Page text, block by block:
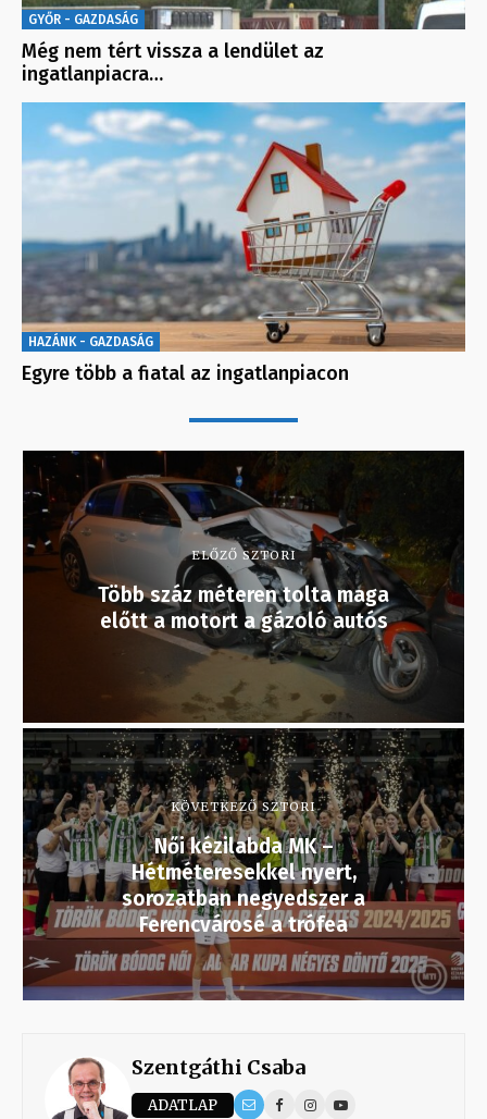
GYŐR - GAZDASÁG
Még nem tért vissza a lendület az
ingatlanpiacra…
HAZÁNK - GAZDASÁG
Egyre több a fiatal az ingatlanpiacon
ELŐZŐ SZTORI
Több száz méteren tolta maga
előtt a motort a gázoló autós
KÖVETKEZŐ SZTORI
Női kézilabda MK –
Hétméteresekkel nyert,
sorozatban negyedszer a
Ferencvárosé a trófea
Szentgáthi Csaba
ADATLAP